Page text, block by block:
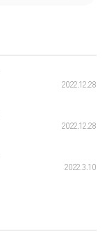
2022.12.28
2022.12.28
2022.3.10